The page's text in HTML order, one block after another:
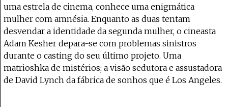
uma estrela de cinema, conhece uma enigmática
mulher com amnésia. Enquanto as duas tentam
desvendar a identidade da segunda mulher, o cineasta
Adam Kesher depara-se com problemas sinistros
durante o casting do seu último projeto. Uma
matrioshka de mistérios; a visão sedutora e assustadora
de David Lynch da fábrica de sonhos que é Los Angeles.